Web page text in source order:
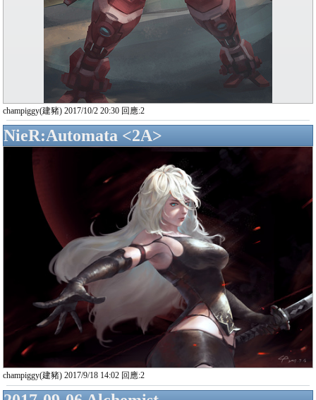
champiggy(建豬) 2017/10/2 20:30 回應:2
NieR:Automata <2A>
champiggy(建豬) 2017/9/18 14:02 回應:2